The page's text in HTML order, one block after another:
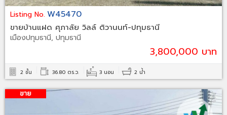
Listing No. W45470
ขายบ้านแฝด ศุภาลัย วิลล์ ติวานนท์-ปทุมธานี
เมืองปทุมธานี, ปทุมธานี
3,800,000 บาท
2 ชั้น 36.80 ตร.ว. 3 นอน 2 น้ำ